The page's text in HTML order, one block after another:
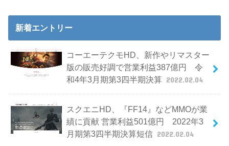
新着エントリー
コーエーテクモHD、新作やリマスター
版の販売好調で営業利益387億円 令
和4年3月期第3四半期決算 2022.02.04
スクエニHD、『FF14』などMMOが業
績に貢献 営業利益501億円 2022年3
月期第3四半期決算短信 2022.02.04